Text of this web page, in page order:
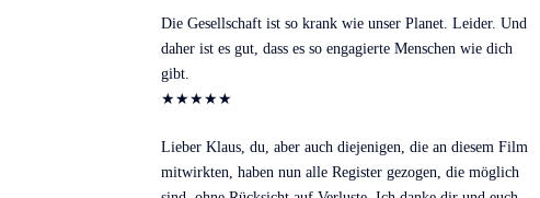
Die Gesellschaft ist so krank wie unser Planet. Leider. Und
daher ist es gut, dass es so engagierte Menschen wie dich
gibt.
★★★★★
Lieber Klaus, du, aber auch diejenigen, die an diesem Film
mitwirkten, haben nun alle Register gezogen, die möglich